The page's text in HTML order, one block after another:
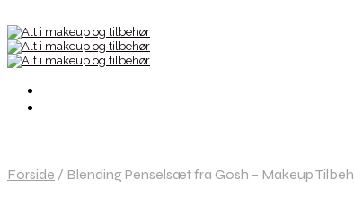
Forside / Blending Penselsæt fra Gosh – Makeup